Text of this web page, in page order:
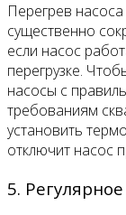
Перегрев
существенно
если насос
перегрузке.
насосы с
требованиям
установить
отключит насос
5.